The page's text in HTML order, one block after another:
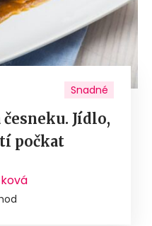
Snadné
Jídlo,
počkat